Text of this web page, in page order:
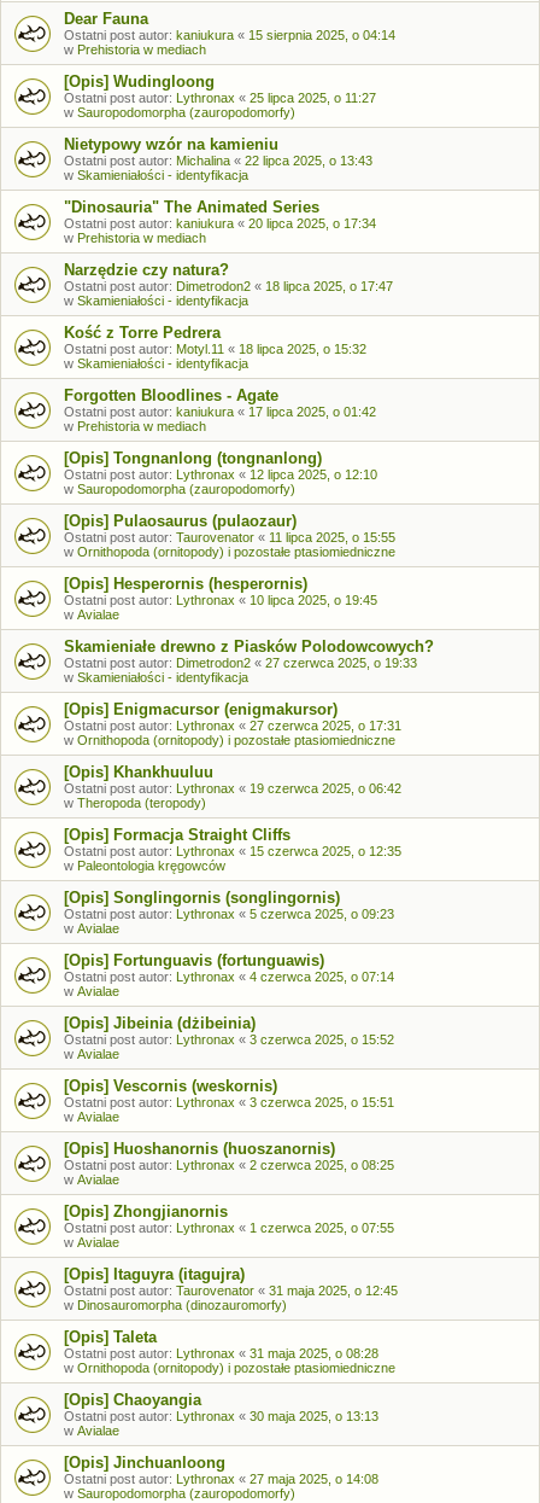
Dear Fauna
Ostatni post autor: kaniukura « 15 sierpnia 2025, o 04:14
w Prehistoria w mediach
[Opis] Wudingloong
Ostatni post autor: Lythronax « 25 lipca 2025, o 11:27
w Sauropodomorpha (zauropodomorfy)
Nietypowy wzór na kamieniu
Ostatni post autor: Michalina « 22 lipca 2025, o 13:43
w Skamieniałości - identyfikacja
"Dinosauria" The Animated Series
Ostatni post autor: kaniukura « 20 lipca 2025, o 17:34
w Prehistoria w mediach
Narzędzie czy natura?
Ostatni post autor: Dimetrodon2 « 18 lipca 2025, o 17:47
w Skamieniałości - identyfikacja
Kość z Torre Pedrera
Ostatni post autor: Motyl.11 « 18 lipca 2025, o 15:32
w Skamieniałości - identyfikacja
Forgotten Bloodlines - Agate
Ostatni post autor: kaniukura « 17 lipca 2025, o 01:42
w Prehistoria w mediach
[Opis] Tongnanlong (tongnanlong)
Ostatni post autor: Lythronax « 12 lipca 2025, o 12:10
w Sauropodomorpha (zauropodomorfy)
[Opis] Pulaosaurus (pulaozaur)
Ostatni post autor: Taurovenator « 11 lipca 2025, o 15:55
w Ornithopoda (ornitopody) i pozostałe ptasiomiedniczne
[Opis] Hesperornis (hesperornis)
Ostatni post autor: Lythronax « 10 lipca 2025, o 19:45
w Avialae
Skamieniałe drewno z Piasków Polodowcowych?
Ostatni post autor: Dimetrodon2 « 27 czerwca 2025, o 19:33
w Skamieniałości - identyfikacja
[Opis] Enigmacursor (enigmakursor)
Ostatni post autor: Lythronax « 27 czerwca 2025, o 17:31
w Ornithopoda (ornitopody) i pozostałe ptasiomiedniczne
[Opis] Khankhuuluu
Ostatni post autor: Lythronax « 19 czerwca 2025, o 06:42
w Theropoda (teropody)
[Opis] Formacja Straight Cliffs
Ostatni post autor: Lythronax « 15 czerwca 2025, o 12:35
w Paleontologia kręgowców
[Opis] Songlingornis (songlingornis)
Ostatni post autor: Lythronax « 5 czerwca 2025, o 09:23
w Avialae
[Opis] Fortunguavis (fortunguawis)
Ostatni post autor: Lythronax « 4 czerwca 2025, o 07:14
w Avialae
[Opis] Jibeinia (dżibeinia)
Ostatni post autor: Lythronax « 3 czerwca 2025, o 15:52
w Avialae
[Opis] Vescornis (weskornis)
Ostatni post autor: Lythronax « 3 czerwca 2025, o 15:51
w Avialae
[Opis] Huoshanornis (huoszanornis)
Ostatni post autor: Lythronax « 2 czerwca 2025, o 08:25
w Avialae
[Opis] Zhongjianornis
Ostatni post autor: Lythronax « 1 czerwca 2025, o 07:55
w Avialae
[Opis] Itaguyra (itagujra)
Ostatni post autor: Taurovenator « 31 maja 2025, o 12:45
w Dinosauromorpha (dinozauromorfy)
[Opis] Taleta
Ostatni post autor: Lythronax « 31 maja 2025, o 08:28
w Ornithopoda (ornitopody) i pozostałe ptasiomiedniczne
[Opis] Chaoyangia
Ostatni post autor: Lythronax « 30 maja 2025, o 13:13
w Avialae
[Opis] Jinchuanloong
Ostatni post autor: Lythronax « 27 maja 2025, o 14:08
w Sauropodomorpha (zauropodomorfy)